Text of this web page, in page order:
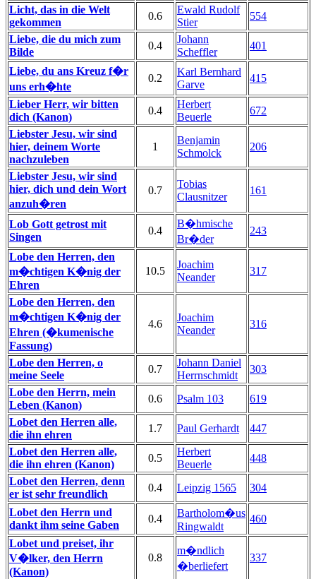
Licht, das in die Welt
gekommen
0.6
Ewald Rudolf
Stier
554
Liebe, die du mich zum
Bilde
0.4
Johann
Scheffler
401
Liebe, du ans Kreuz f�r
uns erh�hte
0.2
Karl Bernhard
Garve
415
Lieber Herr, wir bitten
dich (Kanon)
0.4
Herbert
Beuerle
672
Liebster Jesu, wir sind
hier, deinem Worte
nachzuleben
1
Benjamin
Schmolck
206
Liebster Jesu, wir sind
hier, dich und dein Wort
anzuh�ren
0.7
Tobias
Clausnitzer
161
Lob Gott getrost mit
Singen
0.4
B�hmische
Br�der
243
Lobe den Herren, den
m�chtigen K�nig der
Ehren
10.5
Joachim
Neander
317
Lobe den Herren, den
m�chtigen K�nig der
Ehren (�kumenische
Fassung)
4.6
Joachim
Neander
316
Lobe den Herren, o
meine Seele
0.7
Johann Daniel
Herrnschmidt
303
Lobe den Herrn, mein
Leben (Kanon)
0.6 Psalm 103
619
Lobet den Herren alle,
die ihn ehren
1.7 Paul Gerhardt
447
Lobet den Herren alle,
die ihn ehren (Kanon)
0.5
Herbert
Beuerle
448
Lobet den Herren, denn
er ist sehr freundlich
0.4 Leipzig 1565 304
Lobet den Herrn und
dankt ihm seine Gaben
0.4
Bartholom�us
Ringwaldt
460
Lobet und preiset, ihr
V�lker, den Herrn
(Kanon)
0.8
m�ndlich
�berliefert
337